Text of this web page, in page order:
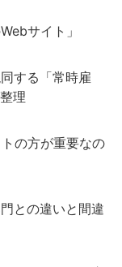
サイト」
する「常時雇
理
の方が重要なの
との違いと間違